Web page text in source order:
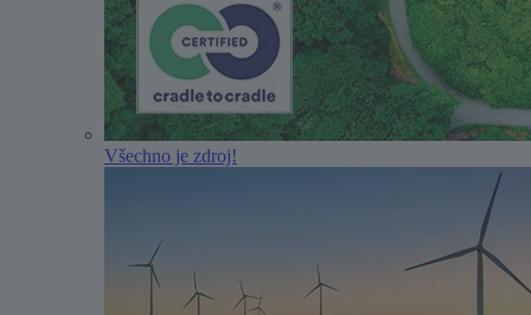
Všechno je zdroj!